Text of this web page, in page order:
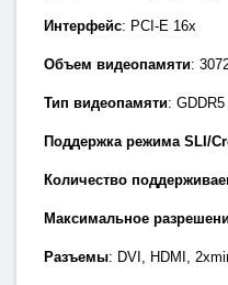
Интерфейс: PCI-E 1 6x
Объем видеопамяти:
Тип видеопамяти: GDDR5
Поддержка режима SLI/
Количество
Максимальное
Разъемы: DVI, HDMI,